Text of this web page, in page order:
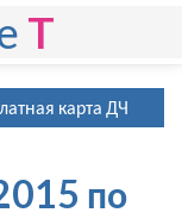
T
карта ДЧ
по